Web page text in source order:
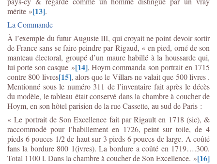
mérite »[13].
La Commande
À l’exemple du futur Auguste III, qui croyait ne point devoir sortir
de France sans se faire peindre par Rigaud, « en pied, orné de son
manteau électoral, groupé d’un maure habillé à la houssarde qui,
lui porte son casque »[14], Hoym commanda son portrait en 1715
contre 800 livres[15], alors que le Villars ne valait que 500 livres .
Mentionné sous le numéro 311 de l’inventaire fait après le décès
du modèle, le tableau était conservé dans la chambre à coucher de
Hoym, en son hôtel parisien de la rue Cassette, au sud de Paris :
« Le portrait de Son Excellence fait par Rigault en 1718 (sic), &
raccommodé pour l’habillement en 1726, peint sur toile, de 4
pieds 6 pouces 1/2 de haut sur 3 pieds 6 pouces de large. A coûté
fans la bordure 800 1(ivres). La bordure a coûté en 1719….300.
Total 1100 l. Dans la chambre à coucher de Son Excellence. »[16]